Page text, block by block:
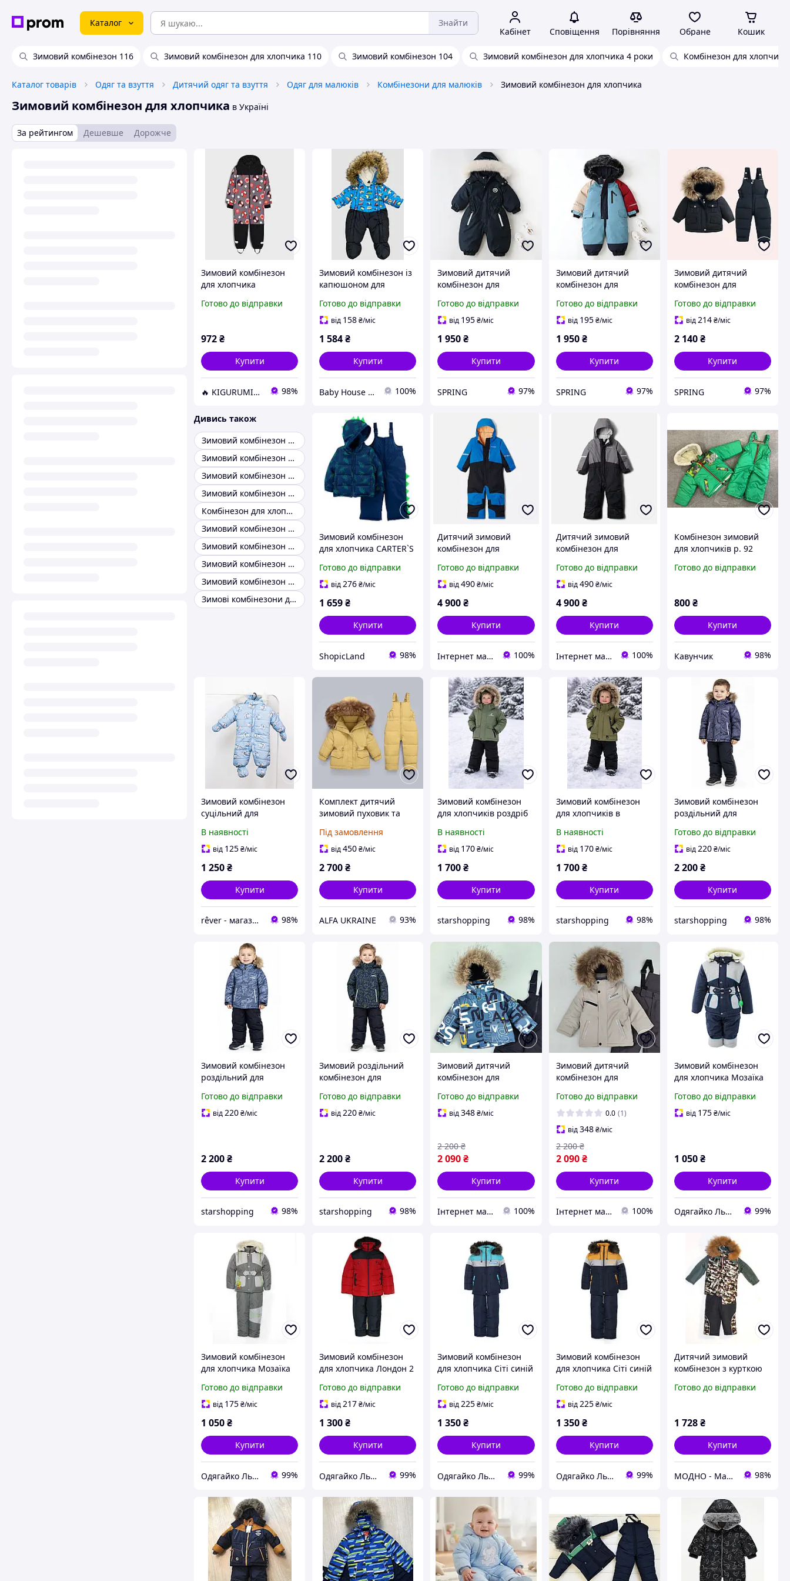
Каталог Знайти
Кабінет Сповіщення Порівняння Обране Кошик
Зимовий комбінезон 116 Зимовий комбінезон для хлопчика 110 Зимовий комбінезон 104 Зимовий комбінезон для хлопчика 4 роки Комбінезон для
Каталог товарів Одяг та взуття Дитячий одяг та взуття Одяг для малюків Комбінезони для малюків Зимовий комбінезон для хлопчика
Зимовий комбінезон для хлопчика в Україні
За рейтингом Дешевше Дорожче
Зимовий комбінезон
для хлопчика
Sinsay 98 (2-3 роки)
Готово до відправки
972₴
Купити
🔥 KIGURUMIREV 🔥 ➡ магазин яскравих подарунків 98%
Зимовий комбінезон із
капюшоном для
Готово до відправки
від 158₴/міс
1 584₴
Купити
Baby House Одеса 100%
Зимовий дитячий
комбінезон для
Готово до відправки
від 195₴/міс
1 950₴
Купити
SPRING 97%
Зимовий дитячий
комбінезон для
Готово до відправки
від 195 ₴/міс
1 950 ₴
Купити
SPRING 97%
Зимовий дитячий
комбінезон для
чорний
Готово до відправки
від214₴/міс
2 140₴
Купити
SPRING 97%
Дивись також
Зимовий комбінезон 116
Зимовий комбінезон для хлопчика 110
Зимовий комбінезон 104
Зимовий комбінезон для хлопчика 4 роки
Комбінезон для хлопчика на зиму
Зимовий комбінезон для хлопчика 3 роки
Зимовий комбінезон для хлопчика 1 рік
Зимовий комбінезон 116-122
Зимовий комбінезон на хлопчика 5 6 років
Зимові комбінезони дитячі для хлопчиків 2 х років
Зимовий комбінезон
для хлопчика CARTER`S
Готово до відправки
від276₴/міс
1 659₴
Купити
ShopicLand 98%
Дитячий зимовий
комбінезон для
24М (86-92см)
Готово до відправки
від490₴/міс
4 900₴
Купити
Інтернет магазин "Дітки" 100%
Дитячий зимовий
комбінезон для
Buga II
Готово до відправки
від490 ₴/міс
4 900 ₴
Купити
Інтернет магазин "Дітки" 100%
Комбінезон зимовий
для хлопчиків р. 92
Готово до відправки
800₴
Купити
Кавунчик 98%
Зимовий комбінезон
суцільний для
В наявності
від 125₴/міс
1 250₴
Купити
rêver - магазин дитячого одягу та взуття 98%
Комплект дитячий
зимовий пуховик та
хлопчика та дівчинки
1-3 роки
Під замовлення
від450₴/міс
2 700₴
Купити
ALFA UKRAINE 93%
Зимовий комбінезон
для хлопчиків роздріб
В наявності
від 170₴/міс
1 700₴
Купити
starshopping 98%
Зимовий комбінезон
для хлопчиків в
В наявності
від 170 ₴/міс
1 700 ₴
Купити
starshopping 98%
Зимовий комбінезон
роздільний для
Готово до відправки
від 220₴/міс
2 200₴
Купити
starshopping 98%
Зимовий комбінезон
роздільний для
Готово до відправки
від220₴/міс
2 200₴
Купити
starshopping 98%
Зимовий роздільний
комбінезон для
Готово до відправки
від220₴/міс
2 200₴
Купити
starshopping 98%
Зимовий дитячий
комбінезон для
"Кевін"
термокомбінезон
Готово до відправки
від348₴/міс
2 090₴
2 200 ₴
Купити
Інтернет магазин "Модні Діти" 100%
Зимовий дитячий
комбінезон для
"Робін" костюм куртка
та напівкомбінезон
Готово до відправки
0.0 (1)
від348 ₴/міс
2 090 ₴
2 200 ₴
Купити
Інтернет магазин "Модні Діти" 100%
Зимовий комбінезон
для хлопчика Мозаїка
92,98,104 см Куртка та
напівкомбінезон на
Готово до відправки
від 175₴/міс
1 050₴
Купити
Одягайко Львів інтернет-магазин 99%
Зимовий комбінезон
для хлопчика Мозаїка
Куртка та
напівкомбінезон на
Готово до відправки
від 175₴/міс
1 050₴
Купити
Одягайко Львів інтернет-магазин 99%
Зимовий комбінезон
для хлопчика Лондон 2
синій 86,92,98 см
Куртка та
овчині
Готово до відправки
від217₴/міс
1 300₴
Купити
Одягайко Львів інтернет-магазин 99%
Зимовий комбінезон
для хлопчика Сіті синій
напівкомбінезон на
овчині
Готово до відправки
від225₴/міс
1 350₴
Купити
Одягайко Львів інтернет-магазин 99%
Зимовий комбінезон
для хлопчика Сіті синій
напівкомбінезон на
овчині
Готово до відправки
від225 ₴/міс
1 350 ₴
Купити
Одягайко Львів інтернет-магазин 99%
Дитячий зимовий
комбінезон з курткою
Готово до відправки
1 728₴
Купити
МОДНО - Магазин дитячого та жіночого одягу та взуття 98%